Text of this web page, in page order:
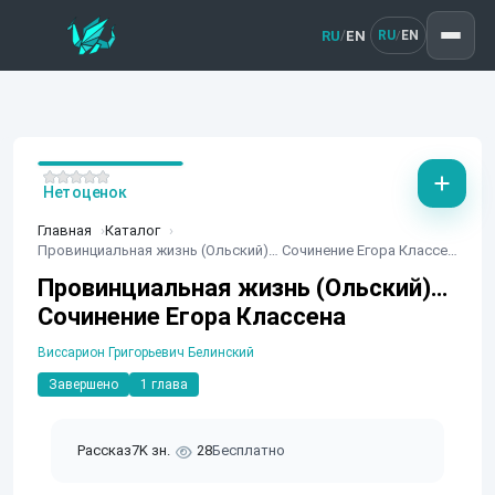
RU/EN RU/ EN
Главная
Каталог
Провинциальная жизнь (Ольский)… Сочинение Егора Классена
Провинциальная жизнь (Ольский)…
Сочинение Егора Классена
Виссарион Григорьевич Белинский
Завершено 1 глава
Рассказ7K зн. 28Бесплатно
Нет оценок